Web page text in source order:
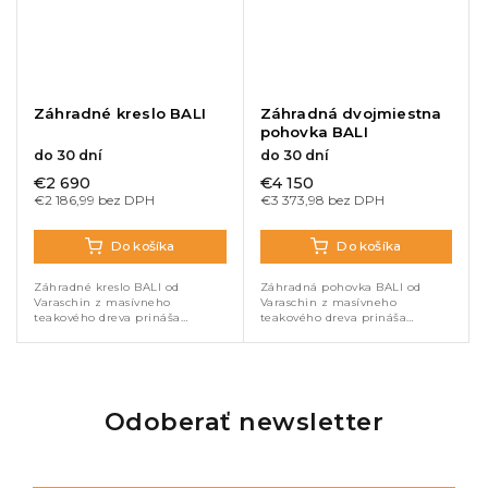
Záhradné kreslo BALI
do 30 dní
€2 186,99 bez DPH
€2 690
Do košíka
Záhradné kreslo BALI od
Varaschin z masívneho
teakového dreva prináša
maximálne pohodlie. Mäkké
Záhradná dvojmiestna
pohovka BALI
do 30 dní
€3 373,98 bez DPH
€4 150
Do košíka
Záhradná pohovka BALI od
Varaschin z masívneho
teakového dreva prináša
maximálne pohodlie do vašej
Odoberať newsletter